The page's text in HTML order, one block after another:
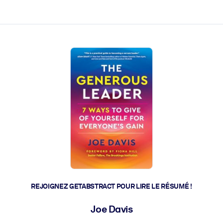
REJOIGNEZ GETABSTRACT POUR LIRE LE RÉSUMÉ !
Joe Davis